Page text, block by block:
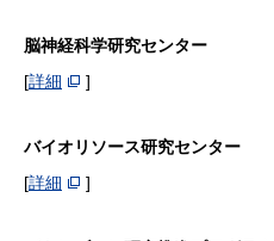
脳神経科学研究センター
[詳細 ]
バイオリソース研究センター
[詳細 ]